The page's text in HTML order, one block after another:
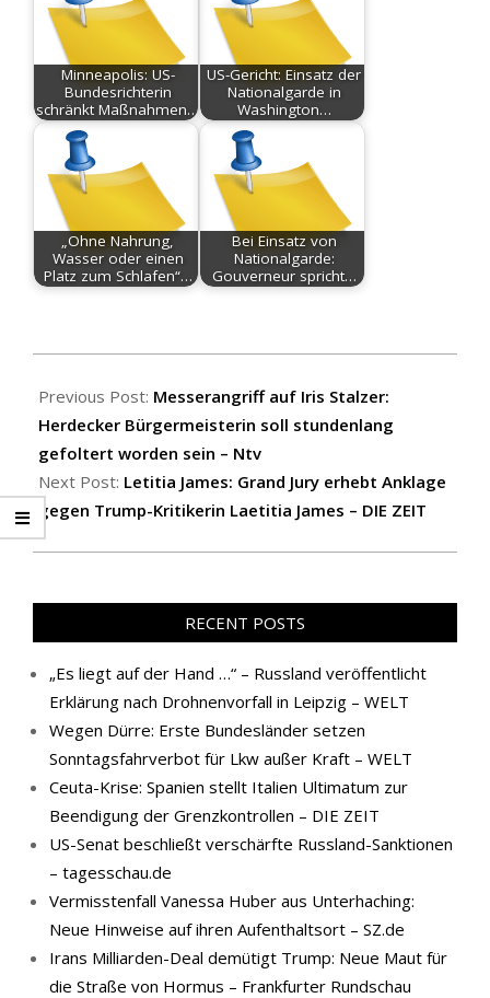
Minneapolis: US-
Bundesrichterin
schränkt Maßnahmen…
US-Gericht: Einsatz der
Nationalgarde in
Washington…
„Ohne Nahrung,
Wasser oder einen
Platz zum Schlafen“…
Bei Einsatz von
Nationalgarde:
Gouverneur spricht…
10-
10
Previous Post: Messerangriff auf Iris Stalzer:
Herdecker Bürgermeisterin soll stundenlang
gefoltert worden sein – Ntv
Next Post: Letitia James: Grand Jury erhebt Anklage
gegen Trump-Kritikerin Laetitia James – DIE ZEIT
RECENT POSTS
„Es liegt auf der Hand …“ – Russland veröffentlicht
Erklärung nach Drohnenvorfall in Leipzig – WELT
Wegen Dürre: Erste Bundesländer setzen
Sonntagsfahrverbot für Lkw außer Kraft – WELT
Ceuta-Krise: Spanien stellt Italien Ultimatum zur
Beendigung der Grenzkontrollen – DIE ZEIT
US-Senat beschließt verschärfte Russland-Sanktionen
– tagesschau.de
Vermisstenfall Vanessa Huber aus Unterhaching:
Neue Hinweise auf ihren Aufenthaltsort – SZ.de
Irans Milliarden-Deal demütigt Trump: Neue Maut für
die Straße von Hormus – Frankfurter Rundschau